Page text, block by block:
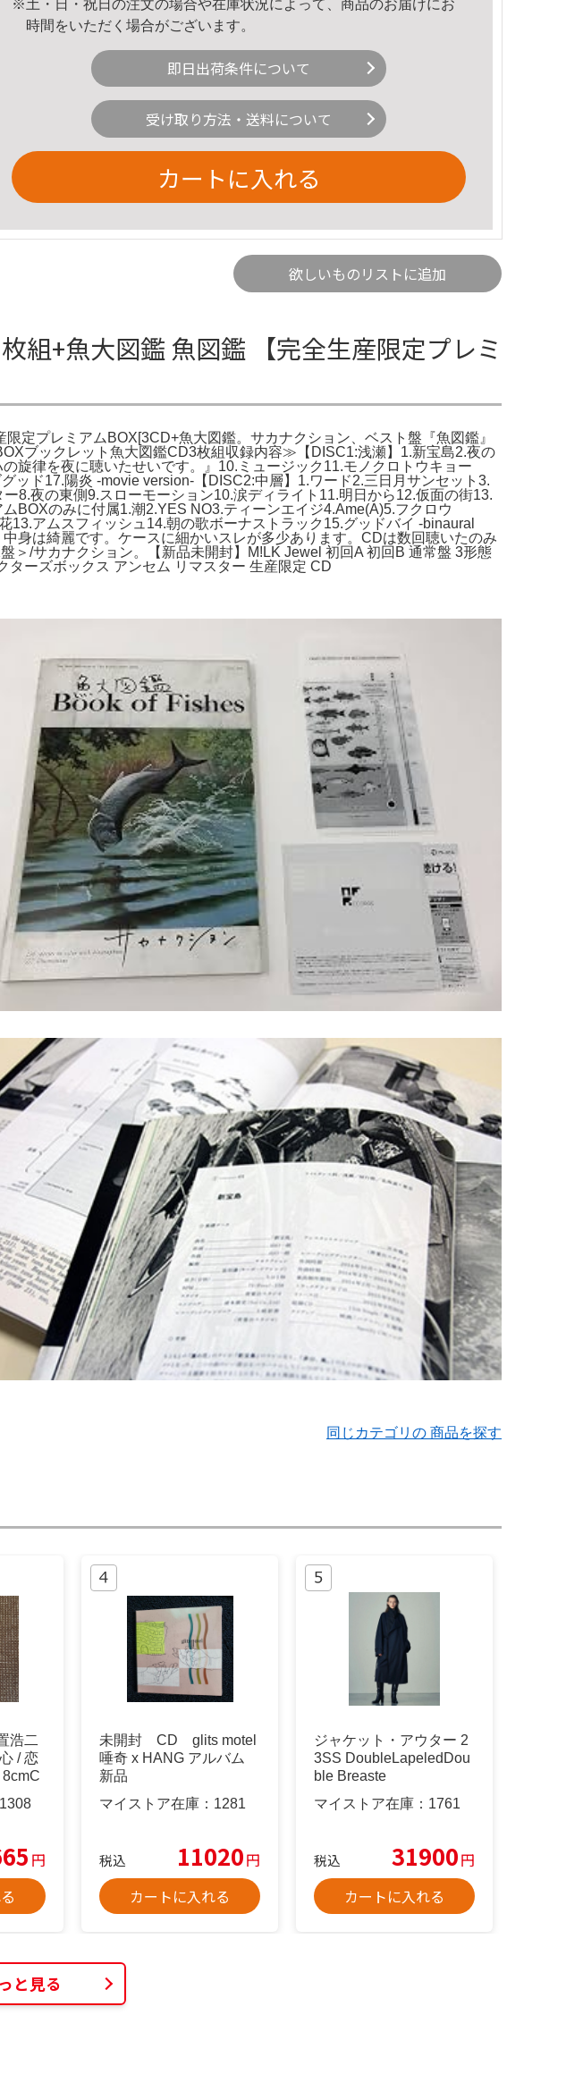
※土・日・祝日の注文の場合や在庫状況によって、商品のお届けにお
時間をいただく場合がございます。
即日出荷条件について
受け取り方法・送料について
カートに入れる
欲しいものリストに追加
+魚大図鑑 魚図鑑 【完全生産限定プレミ
定プレミアムBOX[3CD+魚大図鑑。サカナクション、ベスト盤『魚図鑑』
ブックレット魚大図鑑CD3枚組収録内容≫【DISC1:浅瀬】1.新宝島2.夜の
旋律を夜に聴いたせいです。』10.ミュージック11.モノクロトウキョー
ッド17.陽炎 -movie version-【DISC2:中層】1.ワード2.三日月サンセット3.
8.夜の東側9.スローモーション10.涙ディライト11.明日から12.仮面の街13.
BOXのみに付属1.潮2.YES NO3.ティーンエイジ4.Ame(A)5.フクロウ
アムスフィッシュ14.朝の歌ボーナストラック15.グッドバイ -binaural
身は綺麗です。ケースに細かいスレが多少あります。CDは数回聴いたのみ
＞/サカナクション。【新品未開封】M!LK Jewel 初回A 初回B 通常盤 3形態
ーズボックス アンセム リマスター 生産限定 CD
同じカテゴリの 商品を探す
浩二
/ 恋
1308
円
未開封 CD glits motel
唾奇 x HANG アルバム
新品
マイストア在庫： 1281
税込 11020円
カートに入れる
ジャケット・アウター 2
3SS DoubleLapeledDou
ble Breaste
マイストア在庫： 1761
税込 31900円
カートに入れる
と見る